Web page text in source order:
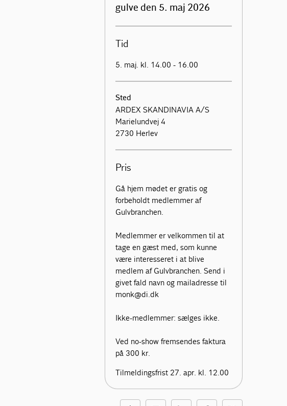
gulve den 5. maj 2026
Tid
5. maj. kl. 14.00 - 16.00
Sted
ARDEX SKANDINAVIA A/S
Marielundvej 4
2730 Herlev
Pris
Gå hjem mødet er gratis og
forbeholdt medlemmer af
Gulvbranchen.
Medlemmer er velkommen til at
tage en gæst med, som kunne
være interesseret i at blive
medlem af Gulvbranchen. Send i
givet fald navn og mailadresse til
monk@di.dk
Ikke-medlemmer: sælges ikke.
Ved no-show fremsendes faktura
på 300 kr.
Tilmeldingsfrist 27. apr. kl. 12.00